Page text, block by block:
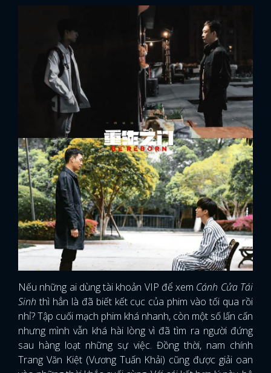
Nếu những ai dùng tài khoản VIP để xem Cánh Cửa Tái
Sinh thì hẳn là đã biết kết cục của phim vào tối qua rồi
nhỉ? Tập cuối mạch phim khá nhanh, còn một số lấn cấn
nhưng mình vẫn khá hài lòng vì đã tìm ra người đứng
sau hàng loạt những sự việc. Đồng thời, nam chính
Trang Văn Kiệt (Vương Tuấn Khải) cũng được giải oan